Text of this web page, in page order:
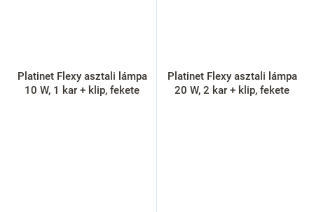
Platinet Flexy asztali lámpa
10 W, 1 kar + klip, fekete
Platinet Flexy asztali lámpa
20 W, 2 kar + klip, fekete